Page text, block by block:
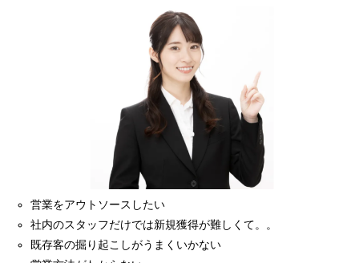
営業をアウトソースしたい
社内のスタッフだけでは新規獲得が難しくて。。
既存客の掘り起こしがうまくいかない